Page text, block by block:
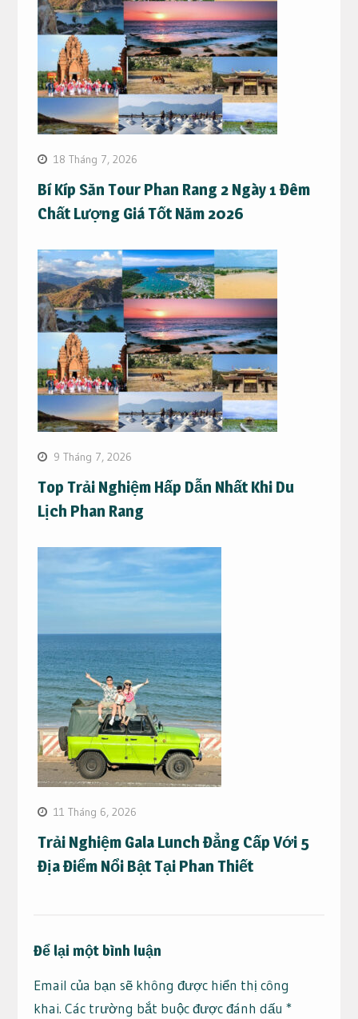
18 Tháng 7, 2026
Bí Kíp Săn Tour Phan Rang 2 Ngày 1 Đêm
Chất Lượng Giá Tốt Năm 2026
9 Tháng 7, 2026
Top Trải Nghiệm Hấp Dẫn Nhất Khi Du
Lịch Phan Rang
11 Tháng 6, 2026
Trải Nghiệm Gala Lunch Đẳng Cấp Với 5
Địa Điểm Nổi Bật Tại Phan Thiết
Để lại một bình luận
Email của bạn sẽ không được hiển thị công
khai. Các trường bắt buộc được đánh dấu *